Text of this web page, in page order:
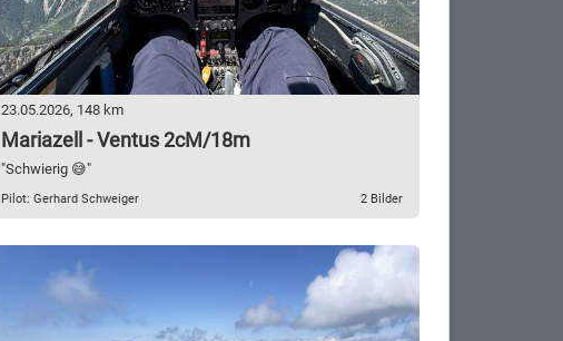
23.05.2026, 148 km
Mariazell - Ventus 2cM/18m
"Schwierig 😅"
Pilot: Gerhard Schweiger 2 Bilder